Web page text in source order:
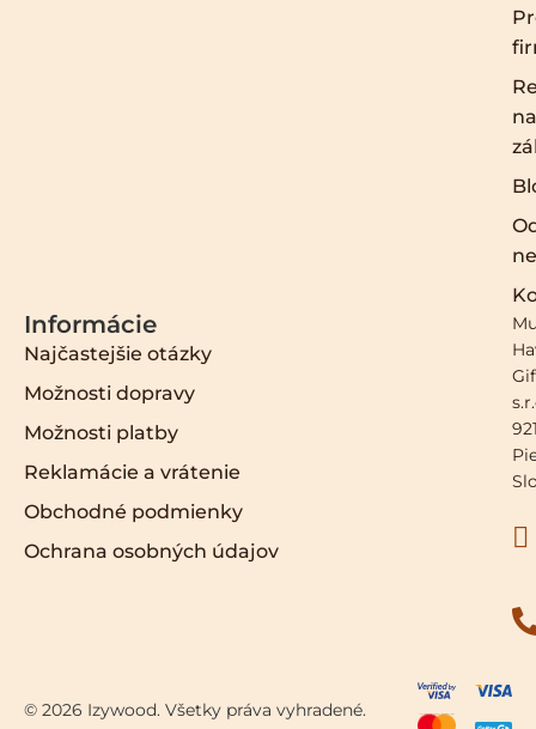
Informácie
Najčastejšie otázky
Možnosti dopravy
Možnosti platby
Reklamácie a vrátenie
Obchodné podmienky
Ochrana osobných údajov
© 2026 Izywood. Všetky práva vyhradené.